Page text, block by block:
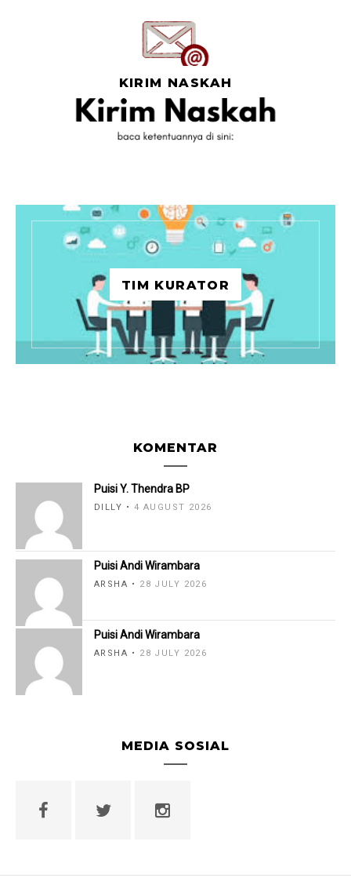
KIRIM NASKAH
TIM KURATOR
KOMENTAR
Puisi Y. Thendra BP
DILLY 4 AUGUST 2026
Puisi Andi Wirambara
ARSHA 28 JULY 2026
Puisi Andi Wirambara
ARSHA 28 JULY 2026
MEDIA SOSIAL